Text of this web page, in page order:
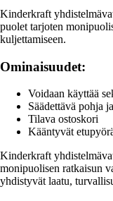
Kinderkraft
puolet tarjoten
kuljettamiseen.
Ominaisuudet:
Voidaan käyttää
Säädettävä pohja
Tilava ostoskori
Kääntyvät
Kinderkraft
monipuolisen ratkaisun
yhdistyvät laatu,